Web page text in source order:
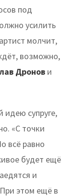
под
усилить
молчит,
возможно,
Дронов и
супруге,
«С точки
всё равно
будет ещё
и
этом ещё в